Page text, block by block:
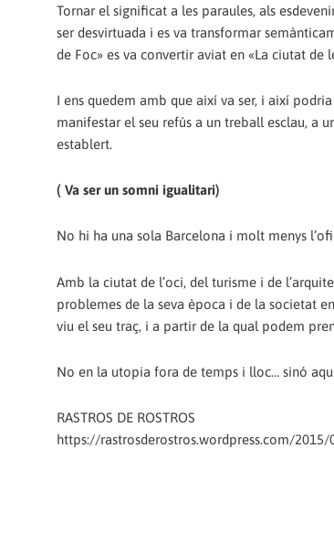
Tornar el significat a les paraules, als
ser desvirtuada i es va transformar
de Foc» es va convertir aviat en «La ciutat de
I ens quedem amb que així va ser, i així
manifestar el seu refús a un treball esclau, a
establert.
( Va ser un somni igualitari)
No hi ha una sola Barcelona i molt menys
Amb la ciutat de l’oci, del turisme i de
problemes de la seva època i de la societat
viu el seu traç, i a partir de la qual podem
No en la utopia fora de temps i lloc… sinó
RASTROS DE ROSTROS
https://rastrosderostros.wordpress.com/